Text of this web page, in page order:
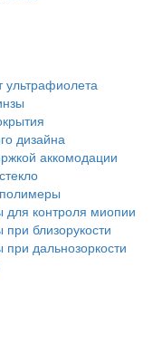
ультрафиолета
дизайна
аккомодации
для контроля миопии
близорукости
дальнозоркости